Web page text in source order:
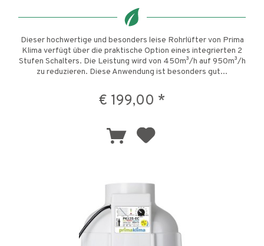
Dieser hochwertige und besonders leise Rohrlüfter von Prima
Klima verfügt über die praktische Option eines integrierten 2
Stufen Schalters. Die Leistung wird von 450m³/h auf 950m³/h
zu reduzieren. Diese Anwendung ist besonders gut...
€ 199,00 *